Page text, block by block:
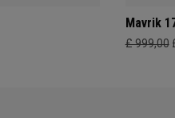
Mavrik
£ 999,00